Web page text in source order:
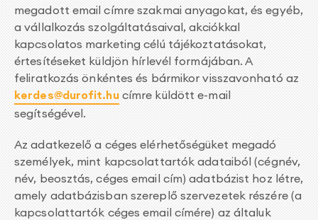
megadott email címre szakmai anyagokat, és egyéb,
a vállalkozás szolgáltatásaival, akciókkal
kapcsolatos marketing célú tájékoztatásokat,
értesítéseket küldjön hírlevél formájában. A
feliratkozás önkéntes és bármikor visszavonható az
kerdes@durofit.hucímre küldött e-mail
segítségével.
Az adatkezelő a céges elérhetőségüket megadó
személyek, mint kapcsolattartók adataiból (cégnév,
név, beosztás, céges email cím) adatbázist hoz létre,
amely adatbázisban szereplő szervezetek részére (a
kapcsolattartók céges email címére) az általuk